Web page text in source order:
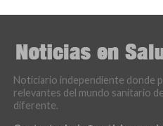
Noticiario independiente donde
relevantes del mundo sanitario
diferente.